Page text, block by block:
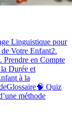
Linguistique pour
Votre Enfant2.
Prendre en Compte
Durée et
à la
Glossaire🧠 Quiz
méthode